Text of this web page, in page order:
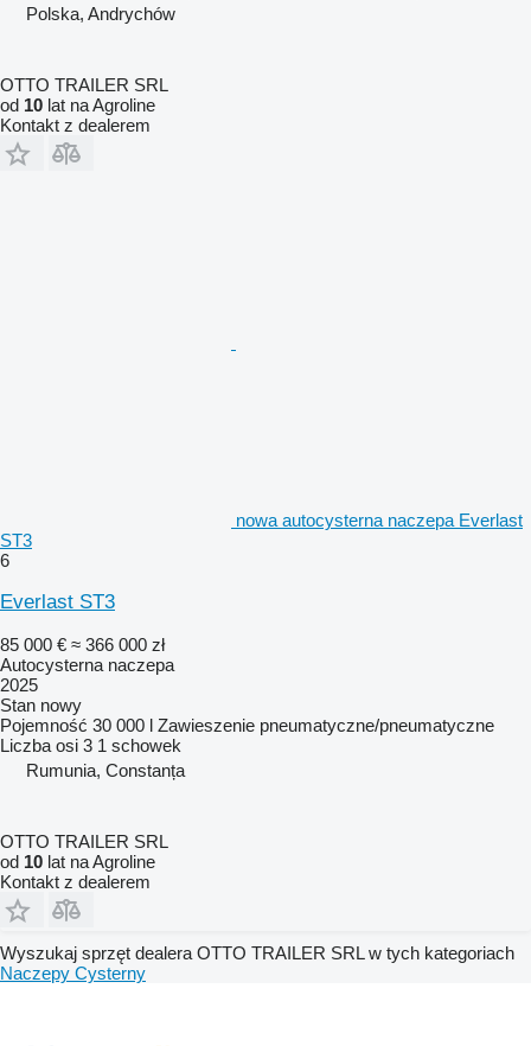
Polska, Andrychów
OTTO TRAILER SRL
od 10 lat na Agroline
Kontakt z dealerem
nowa autocysterna naczepa Everlast
ST3
6
Everlast ST3
85 000 € ≈ 366 000 zł
Autocysterna naczepa
2025
Stan nowy
Pojemność 30 000 l Zawieszenie pneumatyczne/pneumatyczne
Liczba osi 3 1 schowek
Rumunia, Constanța
OTTO TRAILER SRL
od 10 lat na Agroline
Kontakt z dealerem
Wyszukaj sprzęt dealera OTTO TRAILER SRL w tych kategoriach
Naczepy Cysterny